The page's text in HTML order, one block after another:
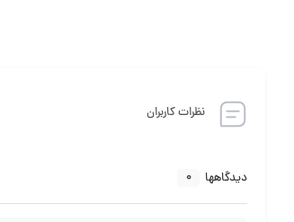
نظرات کاربران
دیدگاهها 0